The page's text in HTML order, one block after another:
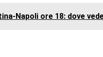
Napoli ore 18: dove